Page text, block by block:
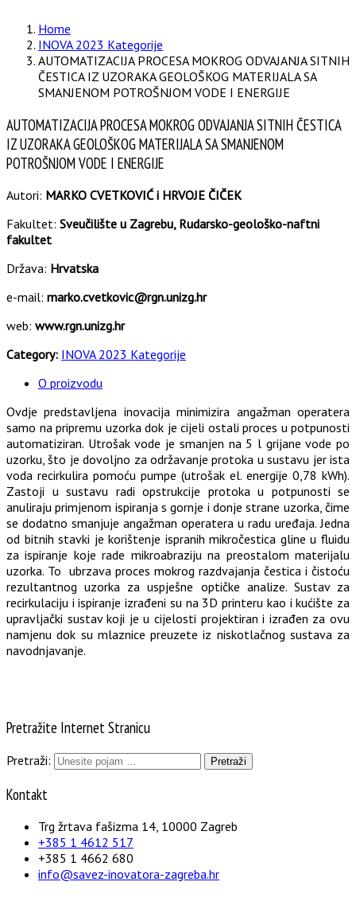
Home
INOVA 2023 Kategorije
AUTOMATIZACIJA PROCESA MOKROG ODVAJANJA SITNIH
ČESTICA IZ UZORAKA GEOLOŠKOG MATERIJALA SA
SMANJENOM POTROŠNJOM VODE I ENERGIJE
AUTOMATIZACIJA PROCESA MOKROG ODVAJANJA SITNIH ČESTICA
IZ UZORAKA GEOLOŠKOG MATERIJALA SA SMANJENOM
POTROŠNJOM VODE I ENERGIJE
Autori: MARKO CVETKOVIĆ i HRVOJE ČIČEK
Fakultet: Sveučilište u Zagrebu, Rudarsko-geološko-naftni
fakultet
Država: Hrvatska
e-mail: marko.cvetkovic@rgn.unizg.hr
web: www.rgn.unizg.hr
Category: INOVA 2023 Kategorije
O proizvodu
Ovdje predstavljena inovacija minimizira angažman operatera
samo na pripremu uzorka dok je cijeli ostali proces u potpunosti
automatiziran. Utrošak vode je smanjen na 5 l grijane vode po
uzorku, što je dovoljno za održavanje protoka u sustavu jer ista
voda recirkulira pomoću pumpe (utrošak el. energije 0,78 kWh).
Zastoji u sustavu radi opstrukcije protoka u potpunosti se
anuliraju primjenom ispiranja s gornje i donje strane uzorka, čime
se dodatno smanjuje angažman operatera u radu uređaja. Jedna
od bitnih stavki je korištenje ispranih mikročestica gline u fluidu
za ispiranje koje rade mikroabraziju na preostalom materijalu
uzorka. To ubrzava proces mokrog razdvajanja čestica i čistoću
rezultantnog uzorka za uspješne optičke analize. Sustav za
recirkulaciju i ispiranje izrađeni su na 3D printeru kao i kućište za
upravljački sustav koji je u cijelosti projektiran i izrađen za ovu
namjenu dok su mlaznice preuzete iz niskotlačnog sustava za
navodnjavanje.
Pretražite Internet Stranicu
Pretraži:
Kontakt
Trg žrtava fašizma 14, 10000 Zagreb
+385 1 4612 517
+385 1 4662 680
info@savez-inovatora-zagreba.hr